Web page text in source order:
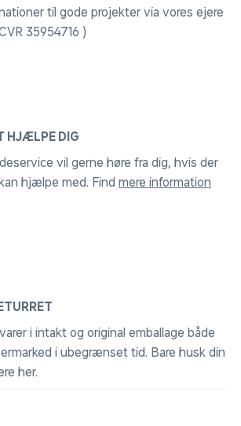
til gode projekter via vores ejere
35954716 )
HJÆLPE DIG
vil gerne høre fra dig, hvis der
hjælpe med. Find mere information
i intakt og original emballage både
i ubegrænset tid. Bare husk din
her.